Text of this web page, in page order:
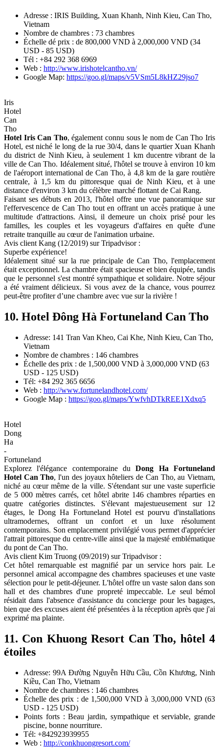
Adresse : IRIS Building, Xuan Khanh, Ninh Kieu, Can Tho,
Vietnam
Nombre de chambres : 73 chambres
Échelle dé prix : de 800,000 VND à 2,000,000 VND (34
USD - 85 USD)
Tél : +84 292 368 6969
Web : http://www.irishotelcantho.vn/
Google Map: https://goo.gl/maps/v5VSm5L8kHZ29jso7
Iris
Hotel
Can
Tho
Hotel Iris Can Tho, également connu sous le nom de Can Tho Iris
Hotel, est niché le long de la rue 30/4, dans le quartier Xuan Khanh
du district de Ninh Kieu, à seulement 1 km ducentre vibrant de la
ville de Can Tho. Idéalement situé, l'hôtel se trouve à environ 10 km
de l'aéroport international de Can Tho, à 4,8 km de la gare routière
centrale, à 1,5 km du pittoresque quai de Ninh Kieu, et à une
distance d'environ 3 km du célèbre marché flottant de Cai Rang.
Faisant ses débuts en 2013, l'hôtel offre une vue panoramique sur
l'effervescence de Can Tho tout en offrant un accès pratique à une
multitude d'attractions. Ainsi, il demeure un choix prisé pour les
familles, les couples et les voyageurs d'affaires en quête d'une
retraite tranquille au cœur de l'animation urbaine.
Avis client Kang (12/2019) sur Tripadvisor :
Superbe expérience!
Idéalement situé sur la rue principale de Can Tho, l'emplacement
était exceptionnel. La chambre était spacieuse et bien équipée, tandis
que le personnel s'est montré sympathique et solidaire. Notre séjour
a été vraiment délicieux. Si vous avez de la chance, vous pourrez
peut-être profiter d’une chambre avec vue sur la rivière !
10. Hotel Đông Hà Fortuneland Can Tho
Adresse: 141 Tran Van Kheo, Cai Khe, Ninh Kieu, Can Tho,
Vietnam
Nombre de chambres : 146 chambres
Échelle des prix : de 1,500,000 VND à 3,000,000 VND (63
USD - 125 USD)
Tél: +84 292 365 6656
Web : http://www.fortunelandhotel.com/
Google Map : https://goo.gl/maps/YwfvhDTkREE1Xdxq5
Hotel
Dong
Ha
-
Fortuneland
Explorez l'élégance contemporaine duDong Ha Fortuneland
Hotel Can Tho, l'un des joyaux hôteliers de Can Tho, au Vietnam,
niché au cœur même de la ville. S'étendant sur une vaste superficie
de 5 000 mètres carrés, cet hôtel abrite 146 chambres réparties en
quatre catégories distinctes. S'élevant majestueusement sur 12
étages, le Dong Ha Fortuneland Hotel est pourvu d'installations
ultramodernes, offrant un confort et un luxe résolument
contemporains. Son emplacement privilégié vous permet d'apprécier
l'attrait pittoresque du centre-ville ainsi que la majesté emblématique
du pont de Can Tho.
Avis client Kim Truong (09/2019) sur Tripadvisor :
Cet hôtel remarquable est magnifié par un service hors pair. Le
personnel amical accompagne des chambres spacieuses et une vaste
sélection pour le petit-déjeuner. L'hôtel offre un vaste salon dans son
hall et des chambres d'une propreté impeccable. Le seul bémol
résidait dans l'absence d'assistance du concierge pour les bagages,
bien que des excuses aient été présentées à la réception après que j'ai
exprimé ma plainte.
11. Con Khuong Resort Can Tho, hôtel 4
étoiles
Adresse: 99A Đường Nguyễn Hữu Cầu, Cồn Khương, Ninh
Kiều, Can Tho, Vietnam
Nombre de chambres : 146 chambres
Échelle des prix : de 1,500,000 VND à 3,000,000 VND (63
USD - 125 USD)
Points forts : Beau jardin, sympathique et serviable, grande
piscine, bonne nourriture.
Tél: +842923939955
Web : http://conkhuongresort.com/